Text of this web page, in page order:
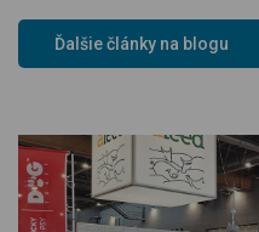
Ďalšie články na blogu